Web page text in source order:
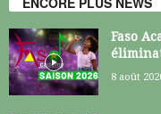
Faso
8 août